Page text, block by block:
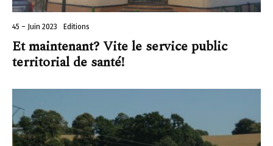
45 – Juin 2023 Editions
Et maintenant? Vite le service public
territorial de santé!